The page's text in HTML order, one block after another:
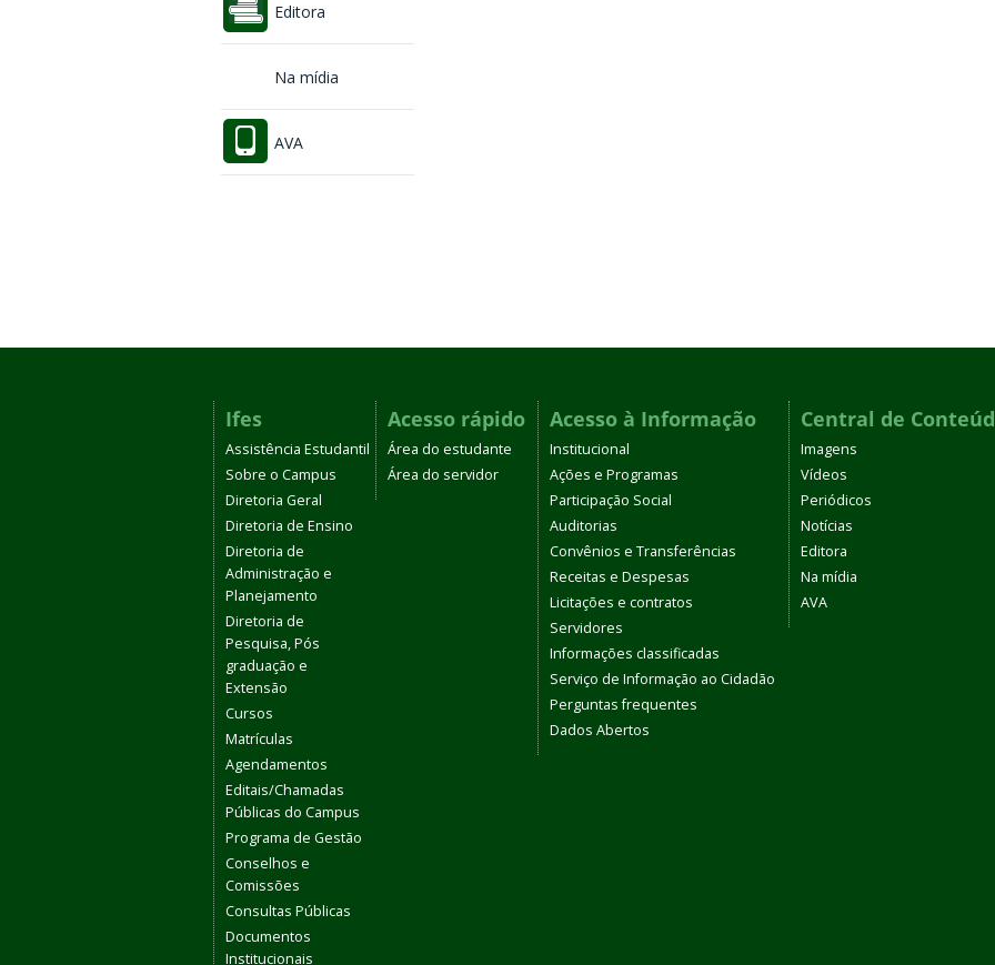
Editora
Na mídia
AVA
Ifes
Assistência Estudantil
Sobre o Campus
Diretoria Geral
Diretoria de Ensino
Diretoria de
Administração e
Planejamento
Diretoria de
Pesquisa, Pós
graduação e
Extensão
Cursos
Matrículas
Agendamentos
Editais/Chamadas
Públicas do Campus
Programa de Gestão
Conselhos e
Comissões
Consultas Públicas
Documentos
Institucionais
Acesso rápido
Área do estudante
Área do servidor
Acesso à Informação
Institucional
Ações e Programas
Participação Social
Auditorias
Convênios e Transferências
Receitas e Despesas
Licitações e contratos
Servidores
Informações classificadas
Serviço de Informação ao Cidadão
Perguntas frequentes
Dados Abertos
Central de
Imagens
Vídeos
Periódicos
Notícias
Editora
Na mídia
AVA